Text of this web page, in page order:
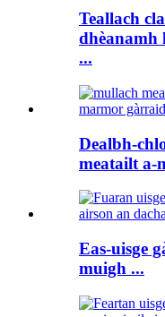
Teallach
dhèanamh
...
Dealbh-
meatailt a-
Eas-uisge
muigh ...